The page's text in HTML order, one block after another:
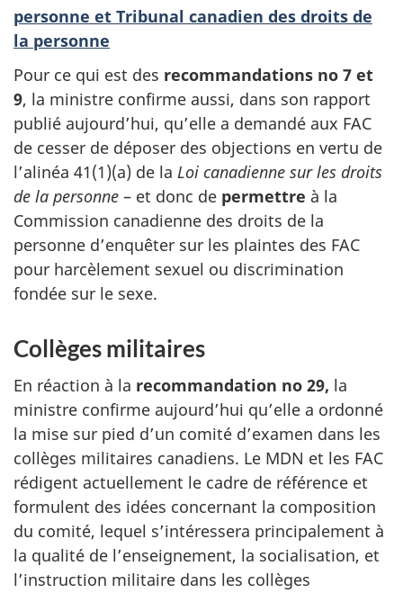
personne et Tribunal canadien des droits de
la personne
Pour ce qui est des recommandations no 7 et
9, la ministre confirme aussi, dans son rapport
publié aujourd’hui, qu’elle a demandé aux FAC
de cesser de déposer des objections en vertu de
l’alinéa 41(1)(a) de la Loi canadienne sur les droits
de la personne – et donc de permettre à la
Commission canadienne des droits de la
personne d’enquêter sur les plaintes des FAC
pour harcèlement sexuel ou discrimination
fondée sur le sexe.
Collèges militaires
En réaction à la recommandation no 29, la
ministre confirme aujourd’hui qu’elle a ordonné
la mise sur pied d’un comité d’examen dans les
collèges militaires canadiens. Le MDN et les FAC
rédigent actuellement le cadre de référence et
formulent des idées concernant la composition
du comité, lequel s’intéressera principalement à
la qualité de l’enseignement, la socialisation, et
l’instruction militaire dans les collèges